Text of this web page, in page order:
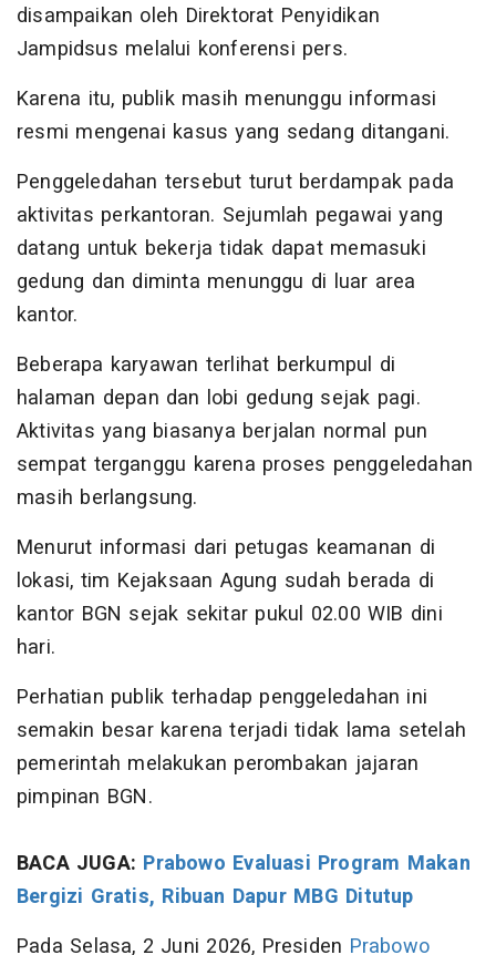
disampaikan oleh Direktorat Penyidikan
Jampidsus melalui konferensi pers.
Karena itu, publik masih menunggu informasi
resmi mengenai kasus yang sedang ditangani.
Penggeledahan tersebut turut berdampak pada
aktivitas perkantoran. Sejumlah pegawai yang
datang untuk bekerja tidak dapat memasuki
gedung dan diminta menunggu di luar area
kantor.
Beberapa karyawan terlihat berkumpul di
halaman depan dan lobi gedung sejak pagi.
Aktivitas yang biasanya berjalan normal pun
sempat terganggu karena proses penggeledahan
masih berlangsung.
Menurut informasi dari petugas keamanan di
lokasi, tim Kejaksaan Agung sudah berada di
kantor BGN sejak sekitar pukul 02.00 WIB dini
hari.
Perhatian publik terhadap penggeledahan ini
semakin besar karena terjadi tidak lama setelah
pemerintah melakukan perombakan jajaran
pimpinan BGN.
BACA JUGA: Prabowo Evaluasi Program Makan
Bergizi Gratis, Ribuan Dapur MBG Ditutup
Pada Selasa, 2 Juni 2026, Presiden Prabowo